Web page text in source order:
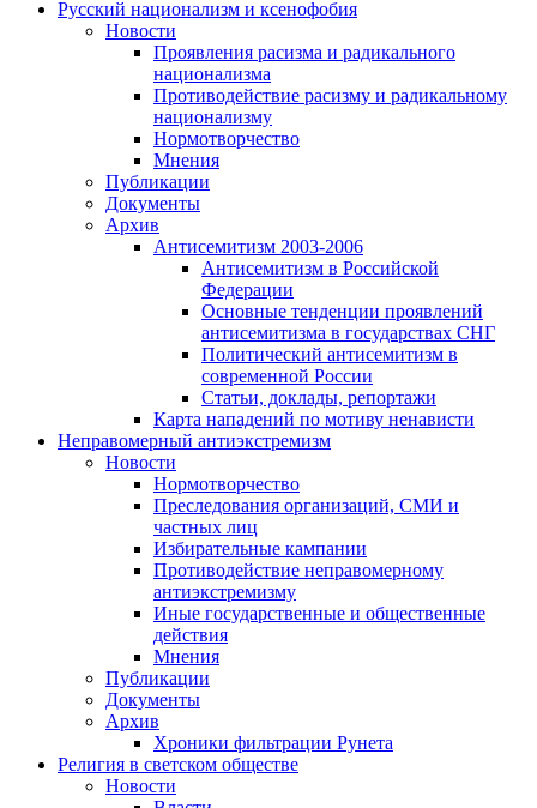
Русский национализм и ксенофобия
Новости
Проявления расизма и радикального
национализма
Противодействие расизму и радикальному
национализму
Нормотворчество
Мнения
Публикации
Документы
Архив
Антисемитизм 2003-2006
Антисемитизм в Российской
Федерации
Основные тенденции проявлений
антисемитизма в государствах СНГ
Политический антисемитизм в
современной России
Статьи, доклады, репортажи
Карта нападений по мотиву ненависти
Неправомерный антиэкстремизм
Новости
Нормотворчество
Преследования организаций, СМИ и
частных лиц
Избирательные кампании
Противодействие неправомерному
антиэкстремизму
Иные государственные и общественные
действия
Мнения
Публикации
Документы
Архив
Хроники фильтрации Рунета
Религия в светском обществе
Новости